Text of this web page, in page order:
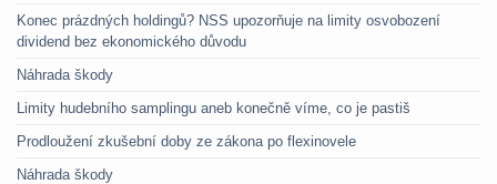
Konec prázdných holdingů? NSS upozorňuje na limity osvobození
dividend bez ekonomického důvodu
Náhrada škody
Limity hudebního samplingu aneb konečně víme, co je pastiš
Prodloužení zkušební doby ze zákona po flexinovele
Náhrada škody